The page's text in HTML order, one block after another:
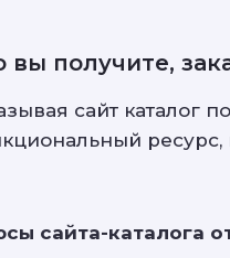
вы получите,
сайт каталог
ресурс,
сайта-каталога